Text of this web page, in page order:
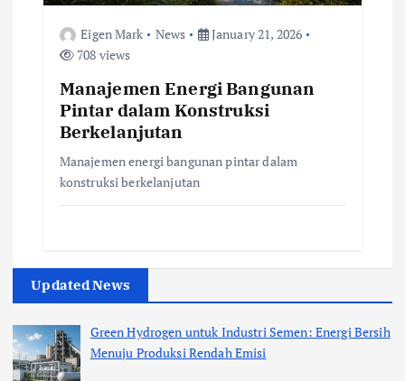
Eigen Mark News
January 21, 2026
708 views
Manajemen Energi Bangunan
Pintar dalam Konstruksi
Berkelanjutan
Manajemen energi bangunan pintar dalam
konstruksi berkelanjutan
Updated News
Green Hydrogen untuk Industri Semen: Energi Bersih
Menuju Produksi Rendah Emisi